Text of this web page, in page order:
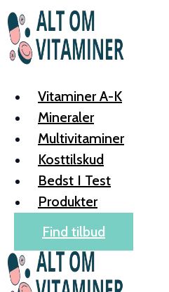
to
content
Vitaminer A-K
Mineraler
Multivitaminer
Kosttilskud
Bedst I Test
Produkter
Find tilbud